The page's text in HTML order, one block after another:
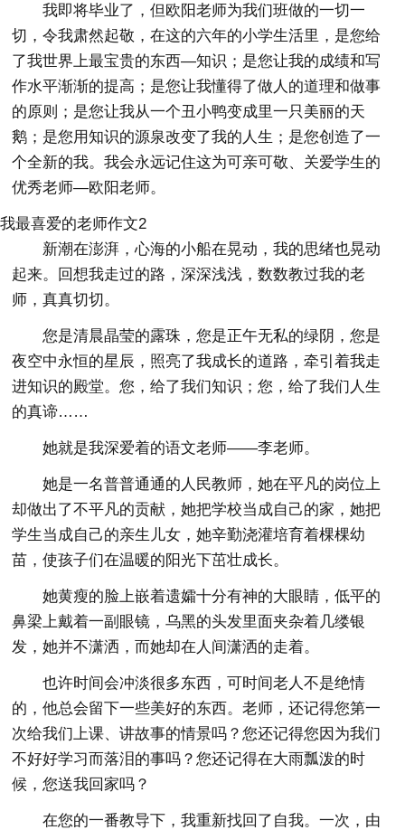
我即将毕业了，但欧阳老师为我们班做的一切一
切，令我肃然起敬，在这的六年的小学生活里，是您给
了我世界上最宝贵的东西—知识；是您让我的成绩和写
作水平渐渐的提高；是您让我懂得了做人的道理和做事
的原则；是您让我从一个丑小鸭变成里一只美丽的天
鹅；是您用知识的源泉改变了我的人生；是您创造了一
个全新的我。我会永远记住这为可亲可敬、关爱学生的
优秀老师—欧阳老师。
我最喜爱的老师作文2
新潮在澎湃，心海的小船在晃动，我的思绪也晃动
起来。回想我走过的路，深深浅浅，数数教过我的老
师，真真切切。
您是清晨晶莹的露珠，您是正午无私的绿阴，您是
夜空中永恒的星辰，照亮了我成长的道路，牵引着我走
进知识的殿堂。您，给了我们知识；您，给了我们人生
的真谛……
她就是我深爱着的语文老师——李老师。
她是一名普普通通的人民教师，她在平凡的岗位上
却做出了不平凡的贡献，她把学校当成自己的家，她把
学生当成自己的亲生儿女，她辛勤浇灌培育着棵棵幼
苗，使孩子们在温暖的阳光下茁壮成长。
她黄瘦的脸上嵌着遗孀十分有神的大眼睛，低平的
鼻梁上戴着一副眼镜，乌黑的头发里面夹杂着几缕银
发，她并不潇洒，而她却在人间潇洒的走着。
也许时间会冲淡很多东西，可时间老人不是绝情
的，他总会留下一些美好的东西。老师，还记得您第一
次给我们上课、讲故事的情景吗？您还记得您因为我们
不好好学习而落泪的事吗？您还记得在大雨瓢泼的时
候，您送我回家吗？
在您的一番教导下，我重新找回了自我。一次，由